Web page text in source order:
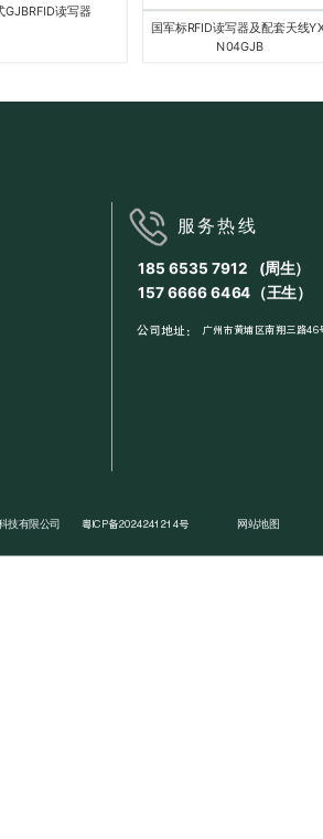
读写器
国军标RFID读写器及配套天线YX-
N04GJB
服务热线
185 6535 7912 (周生）
157 6666 6464（王生）
公司地址： 广州市黄埔区南翔三路46
科技有限公司 粤ICP备2024241214号 网站地图